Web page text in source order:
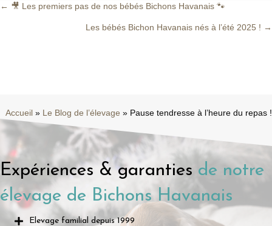
Posts
← 🎥 Les premiers pas de nos bébés Bichons Havanais 🐾
Les bébés Bichon Havanais nés à l’été 2025 ! →
Accueil » Le Blog de l’élevage » Pause tendresse à l’heure du repas !
Expériences & garanties de notre
élevage de Bichons Havanais
Elevage familial depuis 1999